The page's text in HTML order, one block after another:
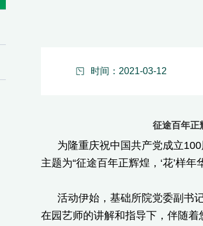
时间：2021-03-12
征途百年
为隆重庆祝中国共产党成立
主题为“征途百年正辉煌，‘花’样
活动伊始，基础所院党委副书
在园艺师的讲解和指导下，伴随